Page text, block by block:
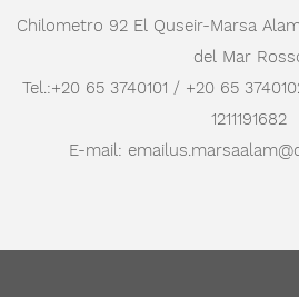
Chilometro 92 El Quseir-Marsa
del Mar
Tel.:+20 65 3740101 / +20 65
1211191682
E-mail: